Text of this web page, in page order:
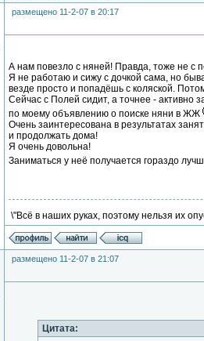
размещено 11-2-07 в 20:17
А нам повезло с няней! Правда, тоже не с
Я не работаю и сижу с дочкой сама, но
везде просто и попадёшь с коляской.
Сейчас с Полей сидит, а точнее - активно
по моему объявлению о поиске няни в ЖЖ
Очень заинтересована в результатах
и продолжать дома!
Я очень довольна!
Заниматься у неё получается гораздо
\"Всё в наших руках, поэтому нельзя их
размещено 11-2-07 в 21:07
Цитата: